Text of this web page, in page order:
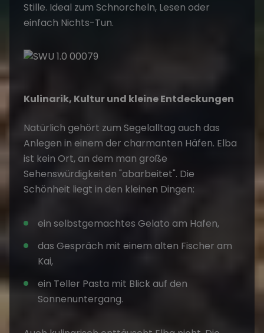
Stille. Ideal zum Schnorcheln, Lesen oder
einfach Nichts-Tun.
Kulinarik, Kultur und kleine Entdeckungen
Natürlich gehört zum Segelalltag auch das
Anlegen in einem der charmanten Häfen. Elba
ist kein Ort, an dem man große
Sehenswürdigkeiten "abarbeitet". Die
Schönheit liegt in den kleinen Dingen:
ein selbstgemachtes Gelato am Hafen,
das Gespräch mit einem alten Fischer am
Kai,
ein Teller Pasta mit Blick auf den
Sonnenuntergang.